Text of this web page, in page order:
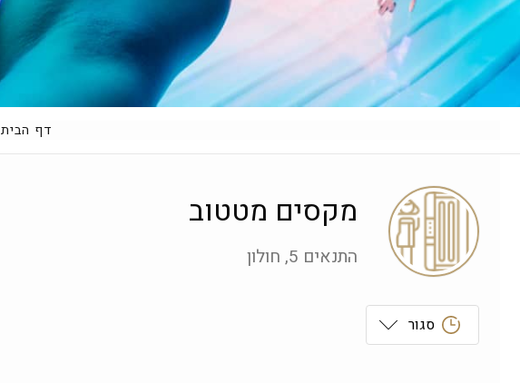
דף הבית
מקסים מטטוב
התנאים 5, חולון
סגור